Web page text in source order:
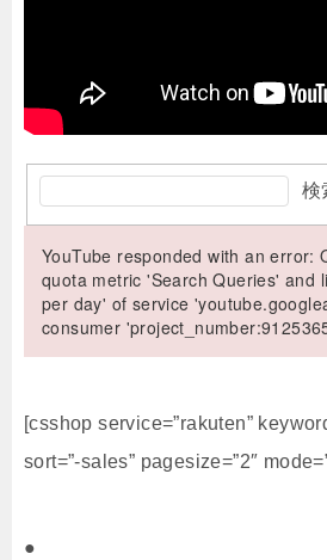
検
YouTube responded with an error:
quota metric 'Search Queries' and
per day' of service
consumer
[csshop service=”rakuten”
sort=”-sales” pagesize=”2″
●